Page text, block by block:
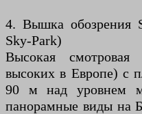
4. Вышка обозрения
Sky-Park)
Высокая
высоких в Европе) с
90 м над уровнем
панорамные виды на